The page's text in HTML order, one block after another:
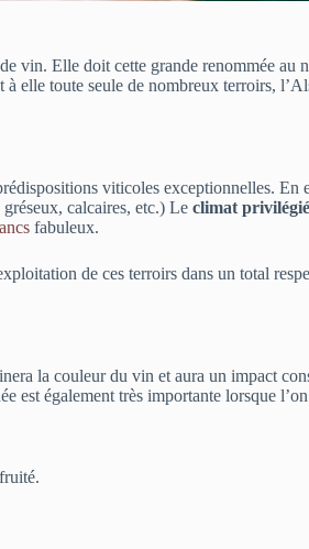
vin. Elle doit cette grande renommée
elle toute seule de nombreux terroirs,
viticoles exceptionnelles.
calcaires, etc.) Le climat privilégié
fabuleux.
de ces terroirs dans un total
la couleur du vin et aura un impact
est également très importante lorsque